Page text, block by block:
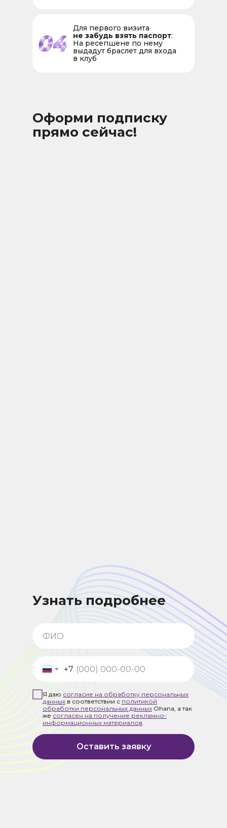
Для первого визита
не забудь взять паспорт:
На ресепшене по нему
выдадут браслет для входа
в клуб
Оформи подписку
прямо сейчас!
Узнать подробнее
+7
Я даю согласие на обработку персональных
данных в соответствии с политикой
обработки персональных данных Ohana, а так
же согласен на получение рекламно-
информационных материалов
Оставить заявку